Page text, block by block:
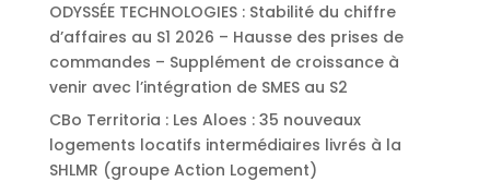
ODYSSÉE TECHNOLOGIES : Stabilité du chiffre
d’affaires au S1 2026 – Hausse des prises de
commandes – Supplément de croissance à
venir avec l’intégration de SMES au S2
CBo Territoria : Les Aloes : 35 nouveaux
logements locatifs intermédiaires livrés à la
SHLMR (groupe Action Logement)